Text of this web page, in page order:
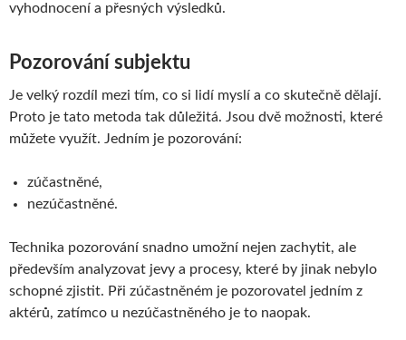
vyhodnocení a přesných výsledků.
Pozorování subjektu
Je velký rozdíl mezi tím, co si lidí myslí a co skutečně dělají.
Proto je tato metoda tak důležitá. Jsou dvě možnosti, které
můžete využít. Jedním je pozorování:
zúčastněné,
nezúčastněné.
Technika pozorování snadno umožní nejen zachytit, ale
především analyzovat jevy a procesy, které by jinak nebylo
schopné zjistit. Při zúčastněném je pozorovatel jedním z
aktérů, zatímco u nezúčastněného je to naopak.